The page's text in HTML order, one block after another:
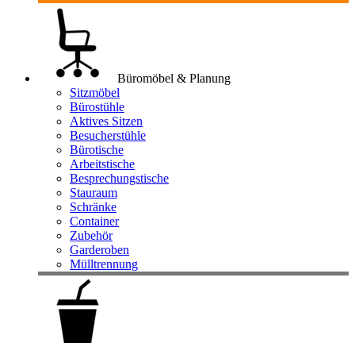
Büromöbel & Planung
Sitzmöbel
Bürostühle
Aktives Sitzen
Besucherstühle
Bürotische
Arbeitstische
Besprechungstische
Stauraum
Schränke
Container
Zubehör
Garderoben
Mülltrennung